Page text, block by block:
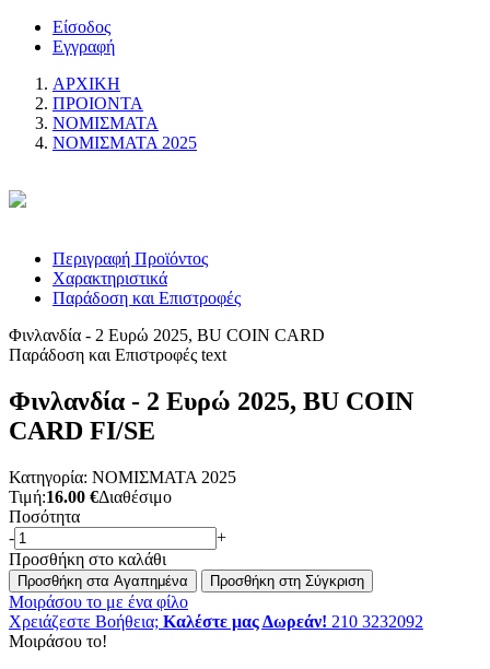
Είσοδος
Εγγραφή
ΑΡΧΙΚΗ
ΠΡΟΙΟΝΤΑ
ΝΟΜΙΣΜΑΤΑ
ΝΟΜΙΣΜΑΤΑ 2025
Περιγραφή Προϊόντος
Χαρακτηριστικά
Παράδοση και Επιστροφές
Φινλανδία - 2 Ευρώ 2025, BU COIN CARD
Παράδοση και Επιστροφές text
Φινλανδία - 2 Ευρώ 2025, BU COIN
CARD FI/SE
Κατηγορία: ΝΟΜΙΣΜΑΤΑ 2025
Τιμή:16.00 €Διαθέσιμο
Ποσότητα
-
+
Προσθήκη στο καλάθι
Προσθήκη στα Αγαπημένα Προσθήκη στη Σύγκριση
Μοιράσου το με ένα φίλο
Χρειάζεστε Βοήθεια; Καλέστε μας Δωρεάν! 210 3232092
Μοιράσου το!